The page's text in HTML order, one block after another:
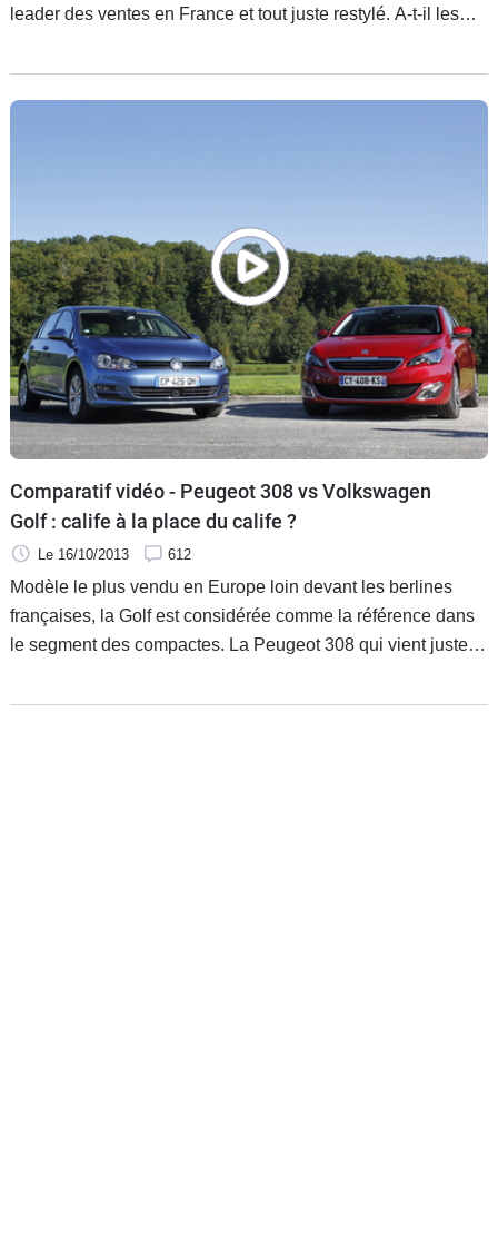
leader des ventes en France et tout juste restylé. A-t-il les
Comparatif vidéo - Peugeot 308 vs Volkswagen
Golf : calife à la place du calife ?
Le 16/10/2013 612
Modèle le plus vendu en Europe loin devant les berlines
françaises, la Golf est considérée comme la référence dans
le segment des compactes. La Peugeot 308 qui vient juste
Première tentative avec les diesels d’entrée de gamme.